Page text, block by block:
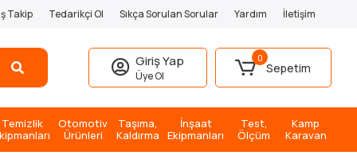
Takip Tedarikçi Ol Sıkça Sorulan Sorular Yardım İletişim
Giriş Yap
Üye Ol
0
Sepetim
Temizlik
Otomotiv
Ürünleri
Taşıma,
Kaldırma
İnşaat
Ekipmanları
Test,
Ölçüm
Kamp
Karavan